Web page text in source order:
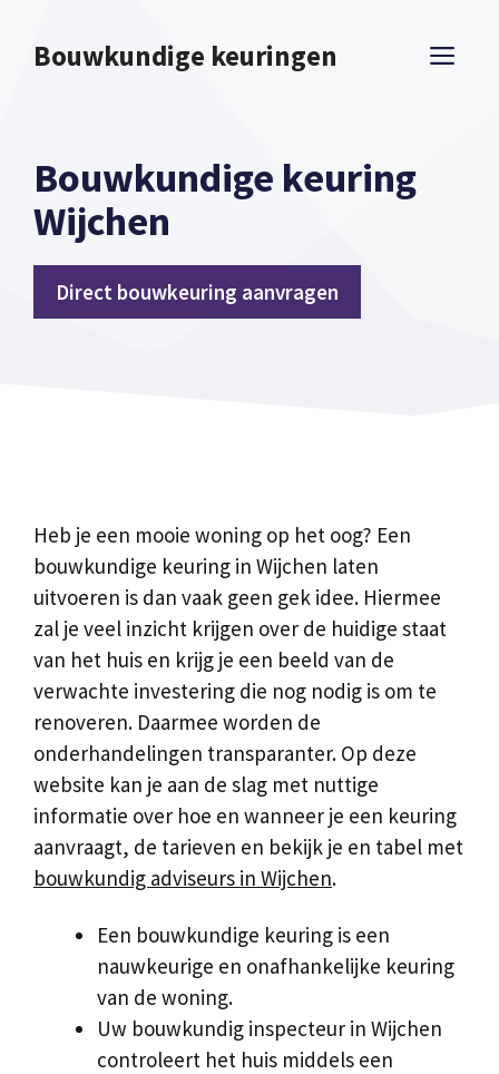
naarBouwkundige keuringen
Bouwkundige keuring
Wijchen
Direct bouwkeuring aanvragen
Heb je een mooie woning op het oog? Een
bouwkundige keuring in Wijchen laten
uitvoeren is dan vaak geen gek idee. Hiermee
zal je veel inzicht krijgen over de huidige staat
van het huis en krijg je een beeld van de
verwachte investering die nog nodig is om te
renoveren. Daarmee worden de
onderhandelingen transparanter. Op deze
website kan je aan de slag met nuttige
informatie over hoe en wanneer je een keuring
aanvraagt, de tarieven en bekijk je en tabel met
bouwkundig adviseurs in Wijchen.
Een bouwkundige keuring is een
nauwkeurige en onafhankelijke keuring
van de woning.
Uw bouwkundig inspecteur in Wijchen
controleert het huis middels een